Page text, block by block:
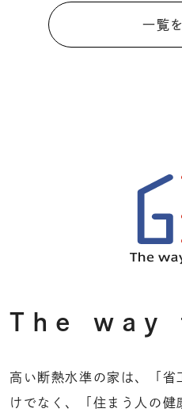
一覧
The way
高い断熱水準の家は、「
けでなく、「住まう人の